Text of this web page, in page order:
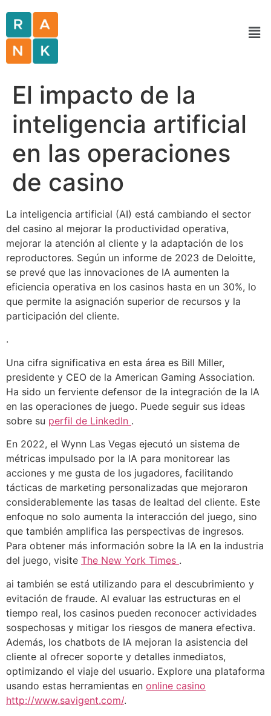
El impacto de la
inteligencia artificial
en las operaciones
de casino
La inteligencia artificial (AI) está cambiando el sector
del casino al mejorar la productividad operativa,
mejorar la atención al cliente y la adaptación de los
reproductores. Según un informe de 2023 de Deloitte,
se prevé que las innovaciones de IA aumenten la
eficiencia operativa en los casinos hasta en un 30%, lo
que permite la asignación superior de recursos y la
participación del cliente.
.
Una cifra significativa en esta área es Bill Miller,
presidente y CEO de la American Gaming Association.
Ha sido un ferviente defensor de la integración de la IA
en las operaciones de juego. Puede seguir sus ideas
sobre su perfil de LinkedIn .
En 2022, el Wynn Las Vegas ejecutó un sistema de
métricas impulsado por la IA para monitorear las
acciones y me gusta de los jugadores, facilitando
tácticas de marketing personalizadas que mejoraron
considerablemente las tasas de lealtad del cliente. Este
enfoque no solo aumenta la interacción del juego, sino
que también amplifica las perspectivas de ingresos.
Para obtener más información sobre la IA en la industria
del juego, visite The New York Times .
ai también se está utilizando para el descubrimiento y
evitación de fraude. Al evaluar las estructuras en el
tiempo real, los casinos pueden reconocer actividades
sospechosas y mitigar los riesgos de manera efectiva.
Además, los chatbots de IA mejoran la asistencia del
cliente al ofrecer soporte y detalles inmediatos,
optimizando el viaje del usuario. Explore una plataforma
usando estas herramientas en online casino
http://www.savigent.com/.